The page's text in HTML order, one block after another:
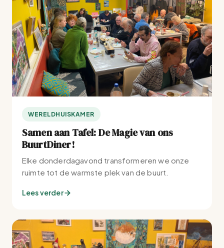
WERELDHUISKAMER
Samen aan Tafel: De Magie van ons
BuurtDiner!
Elke donderdagavond transformeren we onze
ruimte tot de warmste plek van de buurt.
Lees verder